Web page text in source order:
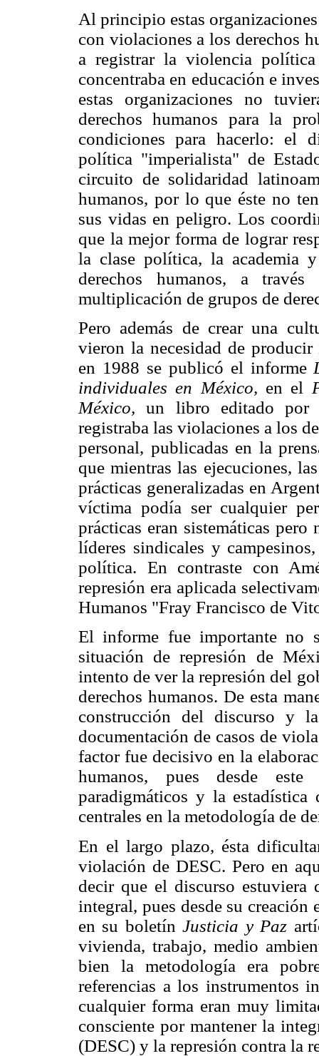
Al principio estas
con violaciones a los derechos
a registrar la violencia
concentraba en educación e
estas organizaciones no
derechos humanos para la
condiciones para hacerlo: el
política "imperialista" de
circuito de solidaridad
humanos, por lo que éste no
sus vidas en peligro. Los
que la mejor forma de lograr
la clase política, la academia
derechos humanos, a
multiplicación de grupos de
Pero además de crear una
vieron la necesidad de
en 1988 se publicó el informe
individuales en México, en el
México,un libro editado por
registraba las violaciones a los
personal, publicadas en la
que mientras las ejecuciones,
prácticas generalizadas en
víctima podía ser cualquier
prácticas eran sistemáticas pero
líderes sindicales y
política. En contraste con
represión era aplicada
Humanos "Fray Francisco de
El informe fue importante no
situación de represión de
intento de ver la represión del
derechos humanos. De esta
construcción del discurso y
documentación de casos de
factor fue decisivo en la
humanos, pues desde
paradigmáticos y la
centrales en la metodología de
En el largo plazo, ésta
violación de DESC. Pero en
decir que el discurso estuviera
integral, pues desde su
en su boletínJusticia y Paz
vivienda, trabajo, medio
bien la metodología era
referencias a los instrumentos
cualquier forma eran muy
consciente por mantener la
(DESC) y la represión contra la